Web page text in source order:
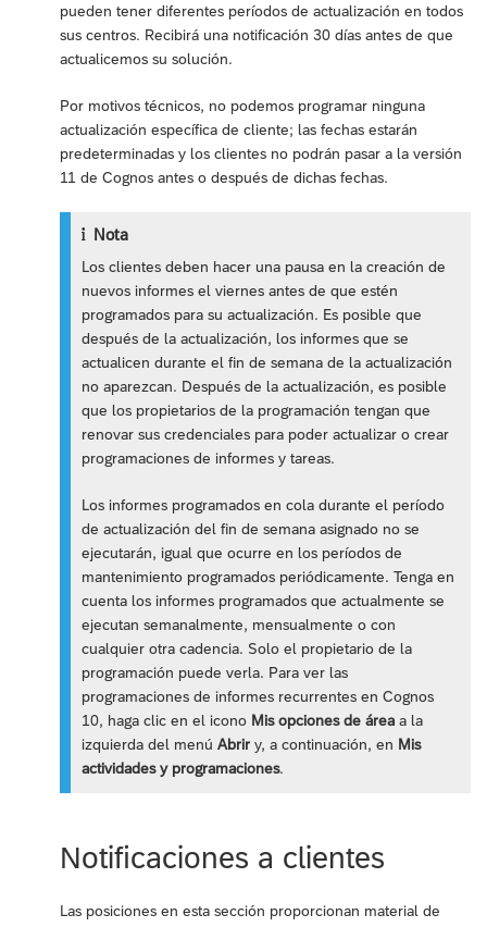
pueden tener diferentes períodos de actualización en todos
sus centros. Recibirá una notificación 30 días antes de que
actualicemos su solución.
Por motivos técnicos, no podemos programar ninguna
actualización específica de cliente; las fechas estarán
predeterminadas y los clientes no podrán pasar a la versión
11 de Cognos antes o después de dichas fechas.
Nota
Los clientes deben hacer una pausa en la creación de
nuevos informes el viernes antes de que estén
programados para su actualización. Es posible que
después de la actualización, los informes que se
actualicen durante el fin de semana de la actualización
no aparezcan. Después de la actualización, es posible
que los propietarios de la programación tengan que
renovar sus credenciales para poder actualizar o crear
programaciones de informes y tareas.
Los informes programados en cola durante el período
de actualización del fin de semana asignado no se
ejecutarán, igual que ocurre en los períodos de
mantenimiento programados periódicamente. Tenga en
cuenta los informes programados que actualmente se
ejecutan semanalmente, mensualmente o con
cualquier otra cadencia. Solo el propietario de la
programación puede verla. Para ver las
programaciones de informes recurrentes en Cognos
10, haga clic en el icono Mis opciones de área a la
izquierda del menúAbrir y, a continuación, en Mis
actividades y programaciones.
Notificaciones a clientes
Las posiciones en esta sección proporcionan material de